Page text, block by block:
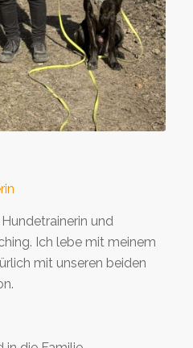
und
Ich lebe mit meinem
mit unseren beiden